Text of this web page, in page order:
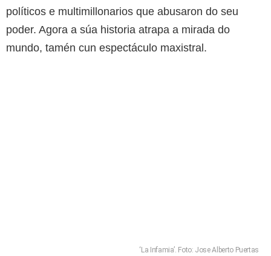
políticos e multimillonarios que abusaron do seu
poder. Agora a súa historia atrapa a mirada do
mundo, tamén cun espectáculo maxistral.
‘La Infamia’. Foto: Jose Alberto Puertas